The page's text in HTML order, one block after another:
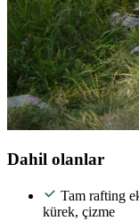
Dahil olanlar
Tam rafting
kürek, çizme